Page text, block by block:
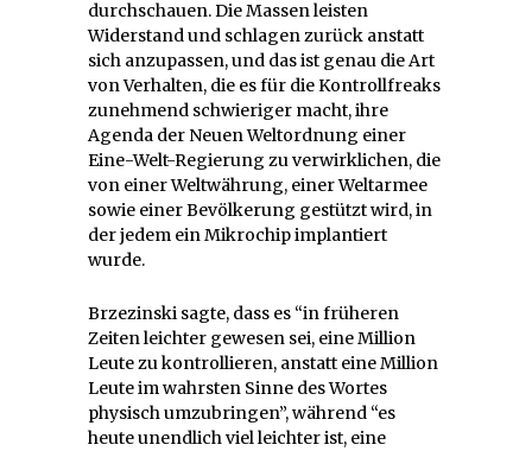
durchschauen. Die Massen leisten
Widerstand und schlagen zurück anstatt
sich anzupassen, und das ist genau die Art
von Verhalten, die es für die Kontrollfreaks
zunehmend schwieriger macht, ihre
Agenda der Neuen Weltordnung einer
Eine-Welt-Regierung zu verwirklichen, die
von einer Weltwährung, einer Weltarmee
sowie einer Bevölkerung gestützt wird, in
der jedem ein Mikrochip implantiert
wurde.
Brzezinski sagte, dass es “in früheren
Zeiten leichter gewesen sei, eine Million
Leute zu kontrollieren, anstatt eine Million
Leute im wahrsten Sinne des Wortes
physisch umzubringen”, während “es
heute unendlich viel leichter ist, eine